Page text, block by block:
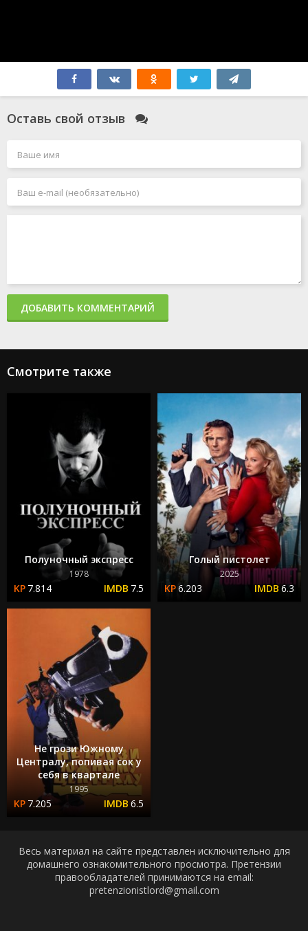
Оставь свой отзыв
ДОБАВИТЬ КОММЕНТАРИЙ
Смотрите также
Полуночный экспресс
1978
7.814 7.5
Голый пистолет
2025
6.203 6.3
Не грози Южному
Централу, попивая сок у
себя в квартале
1995
7.205 6.5
Весь материал на сайте представлен исключительно для
домашнего ознакомительного просмотра. Претензии
правообладателей принимаются на email:
pretenzionistlord@gmail.com